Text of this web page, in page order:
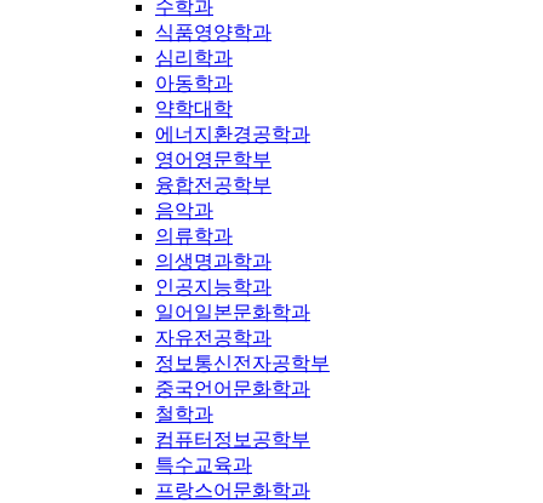
수학과
식품영양학과
심리학과
아동학과
약학대학
에너지환경공학과
영어영문학부
융합전공학부
음악과
의류학과
의생명과학과
인공지능학과
일어일본문화학과
자유전공학과
정보통신전자공학부
중국언어문화학과
철학과
컴퓨터정보공학부
특수교육과
프랑스어문화학과